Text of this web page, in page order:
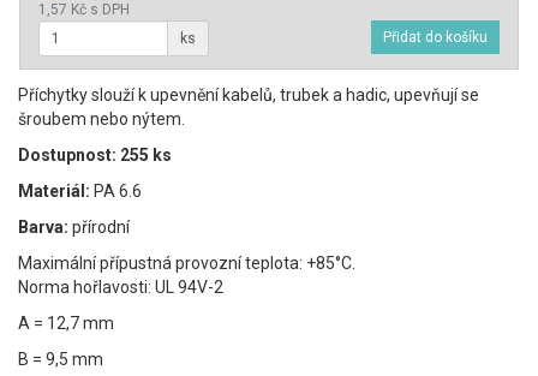
1,57 Kč s DPH
ks
Příchytky slouží k upevnění kabelů, trubek a hadic, upevňují se
šroubem nebo nýtem.
Dostupnost: 255 ks
Materiál: PA 6.6
Barva: přírodní
Maximální přípustná provozní teplota: +85°C.
Norma hořlavosti: UL 94V-2
A = 12,7 mm
B = 9,5 mm